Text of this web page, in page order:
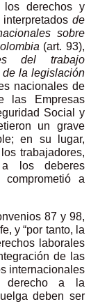
los derechos y
de
sobre
(art. 93),
del trabajo
de la legislación
nacionales de
las Empresas
Social y
un grave
en su lugar,
trabajadores,
los deberes
a
87 y 98,
y “por tanto, la
laborales
de las
internacionales
derecho a la
deben ser